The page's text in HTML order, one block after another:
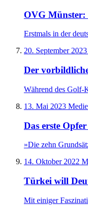
OVG Münster:
Erstmals in der
20. September 2023
Der
Während des Golf-
13. Mai 2023
Das erste
»Die zehn
14. Oktober 2022
Türkei will
Mit einiger